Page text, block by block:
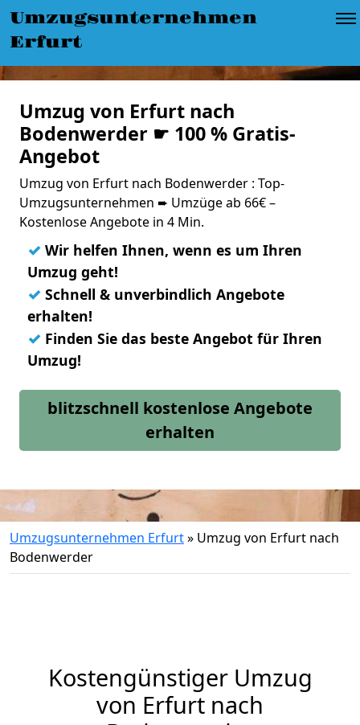
Umzugsunternehmen
Erfurt
Umzug von Erfurt nach
Bodenwerder ☛ 100 % Gratis-
Angebot
Umzug von Erfurt nach Bodenwerder : Top-
Umzugsunternehmen ➨ Umzüge ab 66€ –
Kostenlose Angebote in 4 Min.
✓ Wir helfen Ihnen, wenn es um Ihren
Umzug geht!
✓ Schnell & unverbindlich Angebote
erhalten!
✓ Finden Sie das beste Angebot für Ihren
Umzug!
blitzschnell kostenlose Angebote
erhalten
Umzugsunternehmen Erfurt» Umzug von Erfurt nach
Bodenwerder
Kostengünstiger Umzug
von Erfurt nach